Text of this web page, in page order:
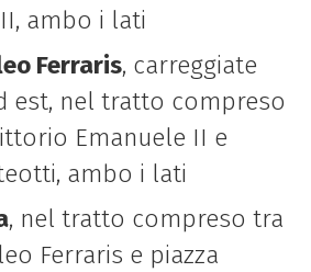
ambo i lati
Ferraris, carreggiate
est, nel tratto compreso
Emanuele II e
ambo i lati
, nel tratto compreso tra
Ferraris e piazza